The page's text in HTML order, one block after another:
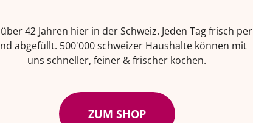
42 Jahren hier in der Schweiz. Jeden Tag frisch per
abgefüllt. 500'000 schweizer Haushalte können mit
uns schneller, feiner & frischer kochen.
ZUM SHOP